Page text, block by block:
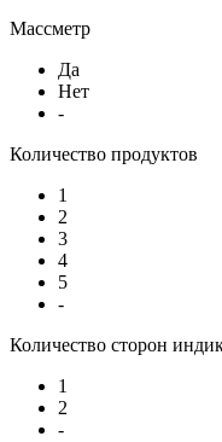
Массметр
Да
Нет
-
Количество продуктов
1
2
3
4
5
-
Количество сторон
1
2
-